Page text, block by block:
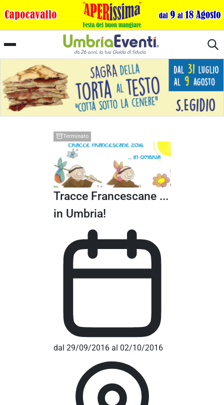
Spoleto
Terminato
Tracce Francescane ...
in Umbria!
dal 29/09/2016 al 02/10/2016